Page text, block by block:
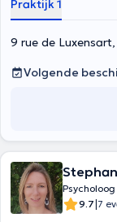
travailler avec des
tous ceux, petits et
une difficulté,
Praktijk 1
9 rue de
Volgende
Psycholoog
9.7|7